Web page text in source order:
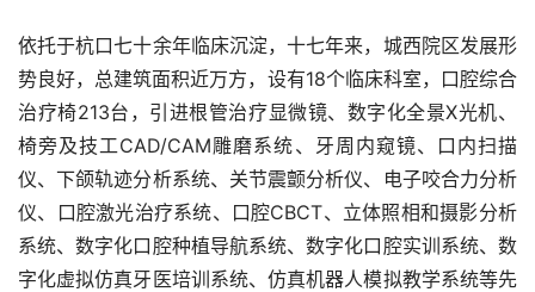
依托于杭口七十余年临床沉淀，十七年来，城西院区发展形
势良好，总建筑面积近万方，设有18个临床科室，口腔综合
治疗椅213台，引进根管治疗显微镜、数字化全景X光机、
椅旁及技工CAD/CAM雕磨系统、牙周内窥镜、口内扫描
仪、下颌轨迹分析系统、关节震颤分析仪、电子咬合力分析
仪、口腔激光治疗系统、口腔CBCT、立体照相和摄影分析
系统、数字化口腔种植导航系统、数字化口腔实训系统、数
字化虚拟仿真牙医培训系统、仿真机器人模拟教学系统等先